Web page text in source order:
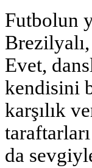
Futbolun
Evet,
kendisini
karşılık
da